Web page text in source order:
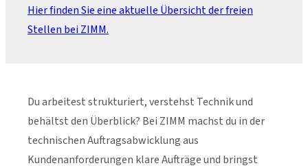
Hier finden Sie eine aktuelle Übersicht der freien
Stellen bei ZIMM.
Du arbeitest strukturiert, verstehst Technik und
behältst den Überblick? Bei ZIMM machst du in der
technischen Auftragsabwicklung aus
Kundenanforderungen klare Aufträge und bringst